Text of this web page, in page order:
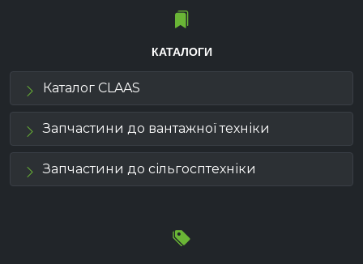
КАТАЛОГИ
Каталог CLAAS
Запчастини до вантажної техніки
Запчастини до сільгосптехніки